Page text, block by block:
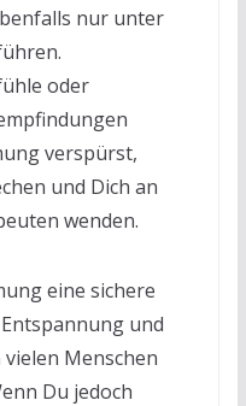
nur unter
oder
verspürst,
und Dich an
wenden.
eine sichere
und
Menschen
Du jedoch